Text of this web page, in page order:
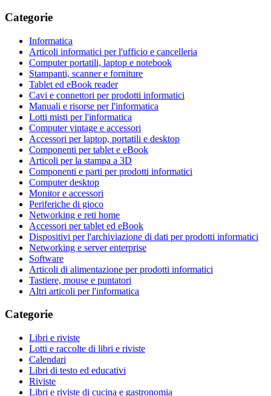
Categorie
Informatica
Articoli informatici per l'ufficio e cancelleria
Computer portatili, laptop e notebook
Stampanti, scanner e forniture
Tablet ed eBook reader
Cavi e connettori per prodotti informatici
Manuali e risorse per l'informatica
Lotti misti per l'informatica
Computer vintage e accessori
Accessori per laptop, portatili e desktop
Componenti per tablet e eBook
Articoli per la stampa a 3D
Componenti e parti per prodotti informatici
Computer desktop
Monitor e accessori
Periferiche di gioco
Networking e reti home
Accessori per tablet ed eBook
Dispositivi per l'archiviazione di dati per prodotti informatici
Networking e server enterprise
Software
Articoli di alimentazione per prodotti informatici
Tastiere, mouse e puntatori
Altri articoli per l'informatica
Categorie
Libri e riviste
Lotti e raccolte di libri e riviste
Calendari
Libri di testo ed educativi
Riviste
Libri e riviste di cucina e gastronomia